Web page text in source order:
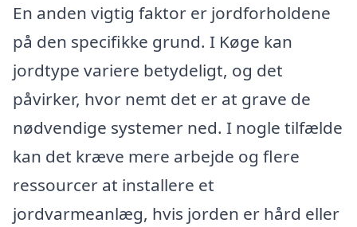
En anden vigtig faktor er jordforholdene
på den specifikke grund. I Køge kan
jordtype variere betydeligt, og det
påvirker, hvor nemt det er at grave de
nødvendige systemer ned. I nogle tilfælde
kan det kræve mere arbejde og flere
ressourcer at installere et
jordvarmeanlæg, hvis jorden er hård eller